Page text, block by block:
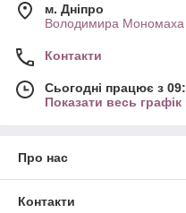
м. Дніпро
Володимира Мономаха
Контакти
Сьогодні працює з
Показати весь
Про нас
Контакти